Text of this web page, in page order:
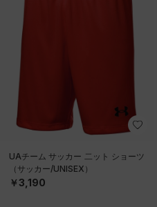
UAチーム サッカー 二ット ショーツ
（サッカー/UNISEX）
￥3,190